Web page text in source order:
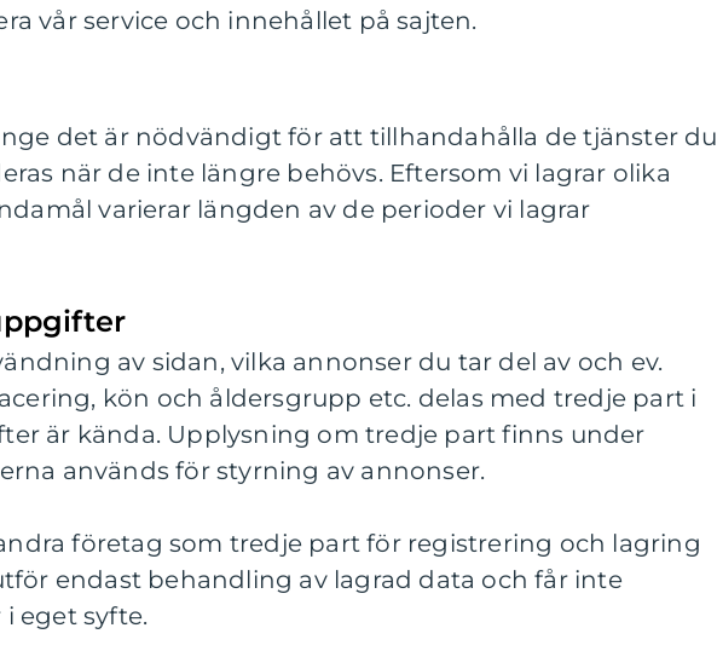
vår service och innehållet på sajten.
det är nödvändigt för att tillhandahålla de tjänster du
när de inte längre behövs. Eftersom vi lagrar olika
varierar längden av de perioder vi lagrar
av sidan, vilka annonser du tar del av och ev.
kön och åldersgrupp etc. delas med tredje part i
är kända. Upplysning om tredje part finns under
används för styrning av annonser.
företag som tredje part för registrering och lagring
endast behandling av lagrad data och får inte
eget syfte.